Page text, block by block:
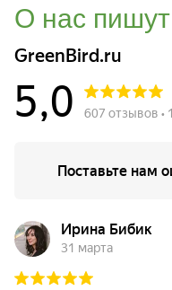
О нас пишут